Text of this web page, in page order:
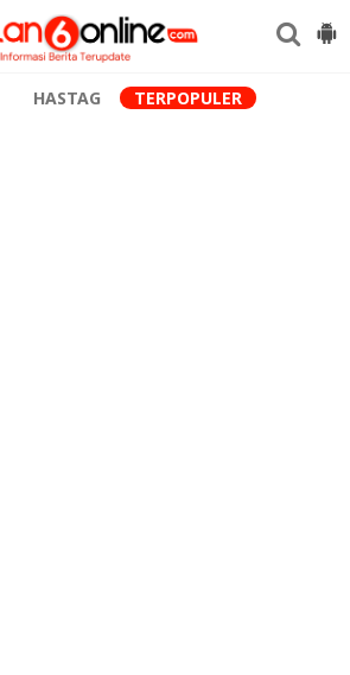
HASTAG TERPOPULER